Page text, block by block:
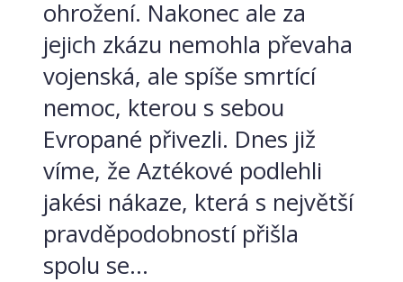
ohrožení. Nakonec ale za
jejich zkázu nemohla převaha
vojenská, ale spíše smrtící
nemoc, kterou s sebou
Evropané přivezli. Dnes již
víme, že Aztékové podlehli
jakési nákaze, která s největší
pravděpodobností přišla
spolu se...